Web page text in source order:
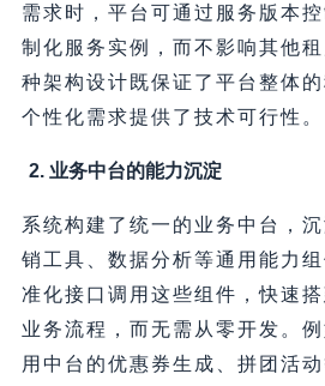
需求时，平台可通过服务版本
制化服务实例，而不影响其他
种架构设计既保证了平台整体
个性化需求提供了技术可行性。
2. 业务中台的能力沉淀
系统构建了统一的业务中台，
销工具、数据分析等通用能力
准化接口调用这些组件，快速
业务流程，而无需从零开发。
用中台的优惠券生成、拼团活